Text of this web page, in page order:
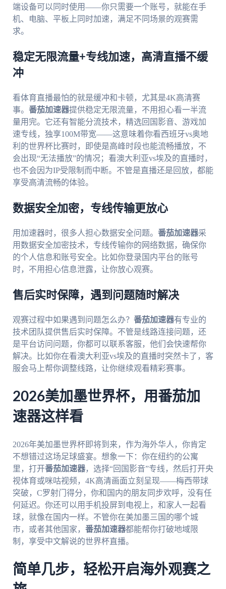
端设备可以同时使用——你只需要一个账号，就能在手
机、电脑、平板上同时加速，满足不同场景的观赛需
求。
稳定无限流量+专线加速，高清直播不缓
冲
看体育直播最怕的就是缓冲和卡顿，尤其是4K高清赛
事。 番茄加速器提供稳定无限流量，不用担心看一半流
量用完。它还有智能分流技术，精选回国影音、游戏加
速专线，独享100M带宽——这意味着你看西班牙vs奥地
利的世界杯比赛时，即使是高峰时段也能流畅播放，不
会出现“无法播放”的情况；看澳大利亚vs埃及的直播时，
也不会因为IP受限制而中断。不管是直播还是回放，都能
享受高清流畅的体验。
数据安全加密，专线传输更放心
用加速器时，很多人担心数据安全问题。 番茄加速器采
用数据安全加密技术，专线传输你的网络数据，确保你
的个人信息和账号安全。比如你登录国内平台的账号
时，不用担心信息泄露，让你放心观赛。
售后实时保障，遇到问题随时解决
观赛过程中如果遇到问题怎么办？ 番茄加速器有专业的
技术团队提供售后实时保障。不管是线路连接问题，还
是平台访问问题，你都可以联系客服，他们会快速帮你
解决。比如你在看澳大利亚vs埃及的直播时突然卡了，客
服会马上帮你调整线路，让你继续观看精彩赛事。
2026美加墨世界杯，用番茄加
速器这样看
2026年美加墨世界杯即将到来，作为海外华人，你肯定
不想错过这场足球盛宴。想象一下：你在纽约的公寓
里，打开番茄加速器，选择“回国影音”专线，然后打开央
视体育或咪咕视频，4K高清画面立刻呈现——梅西带球
突破，C罗射门得分，你和国内的朋友同步欢呼，没有任
何延迟。你还可以用手机投屏到电视上，和家人一起看
球，就像在国内一样。不管你在美加墨三国的哪个城
市，或者其他国家， 番茄加速器都能帮你打破地域限
制，享受中文解说的世界杯直播。
简单几步，轻松开启海外观赛之